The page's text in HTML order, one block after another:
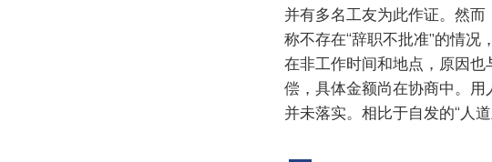
并有多名工友为此作证。然
称不存在“辞职不批准”的情
在非工作时间和地点，原因
偿，具体金额尚在协商中。
并未落实。相比于自发的“人